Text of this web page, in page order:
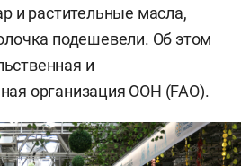
и растительные масла,
подешевели. Об этом
и
организация ООН (FAO).